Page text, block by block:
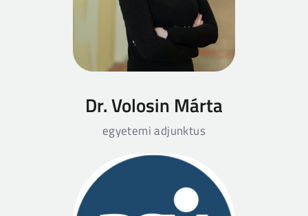
Dr. Volosin Márta
egyetemi adjunktus